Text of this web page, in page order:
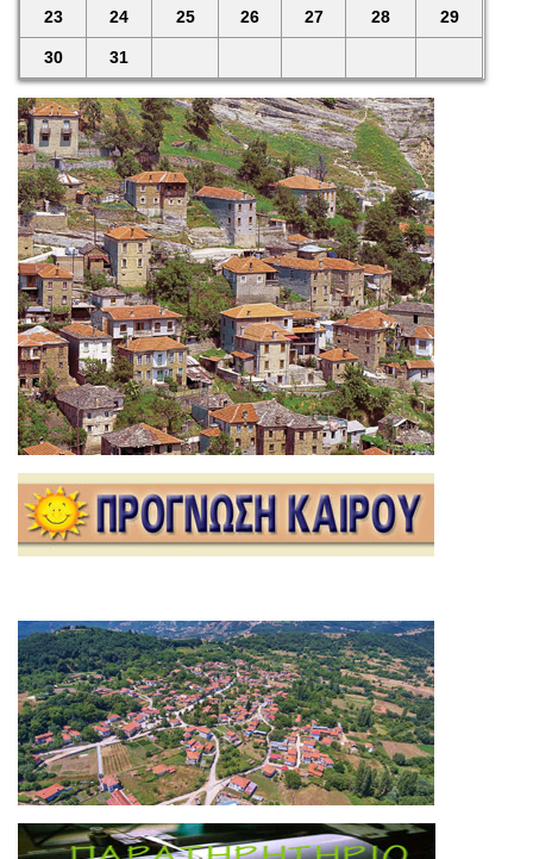
23 24 25 26 27 28 29
30 31